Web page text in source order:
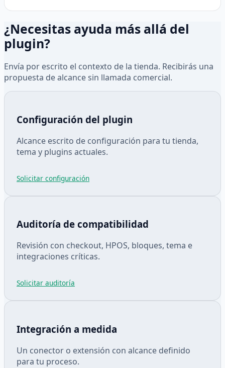
¿Necesitas ayuda más allá del
plugin?
Envía por escrito el contexto de la tienda. Recibirás una
propuesta de alcance sin llamada comercial.
Configuración del plugin
Alcance escrito de configuración para tu tienda,
tema y plugins actuales.
Solicitar configuración
Auditoría de compatibilidad
Revisión con checkout, HPOS, bloques, tema e
integraciones críticas.
Solicitar auditoría
Integración a medida
Un conector o extensión con alcance definido
para tu proceso.